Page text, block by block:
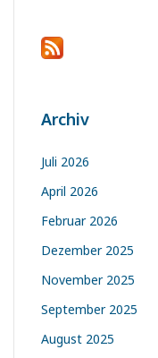
Archiv
Juli 2026
April 2026
Februar 2026
Dezember 2025
November 2025
September 2025
August 2025